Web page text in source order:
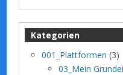
Kategorien
001_Plattformen (3)
03_Mein